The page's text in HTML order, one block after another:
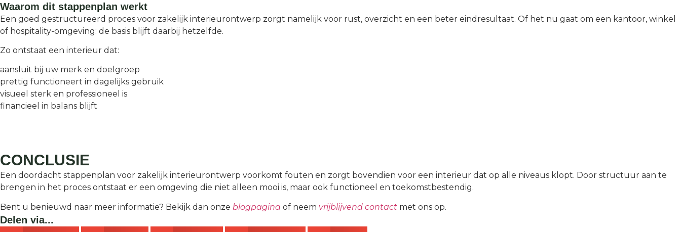
Waarom dit stappenplan werkt
Een goed gestructureerd proces voor zakelijk interieurontwerp zorgt namelijk voor rust, overzicht en een beter eindresultaat. Of het nu gaat om een kantoor, winkel
of hospitality-omgeving: de basis blijft daarbij hetzelfde.
Zo ontstaat een interieur dat:
aansluit bij uw merk en doelgroep
prettig functioneert in dagelijks gebruik
visueel sterk en professioneel is
financieel in balans blijft
CONCLUSIE
Een doordacht stappenplan voor zakelijk interieurontwerp voorkomt fouten en zorgt bovendien voor een interieur dat op alle niveaus klopt. Door structuur aan te
brengen in het proces ontstaat er een omgeving die niet alleen mooi is, maar ook functioneel en toekomstbestendig.
Bent u benieuwd naar meer informatie? Bekijk dan onze blogpagina of neem vrijblijvend contact met ons op.
Delen via...